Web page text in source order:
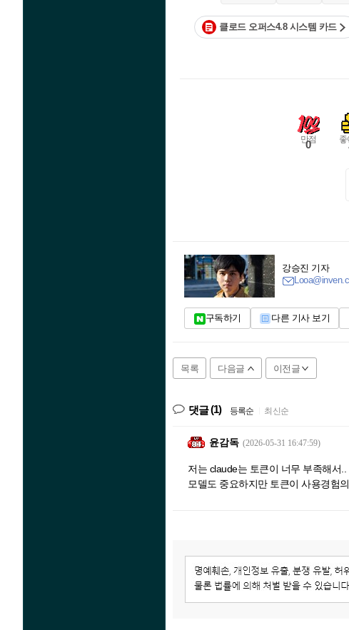
클로드 오퍼스4.8 시스템 카드
만점
0
강승진 기자
구독하기 다른 기사 보기
목록 다음글 이전글
댓글(1) 등록순 최신순
윤감독 (2026-05-31 16:47:59)
저는 claude는 토큰이 너무 부족해서
모델도 중요하지만 토큰이 사용경험